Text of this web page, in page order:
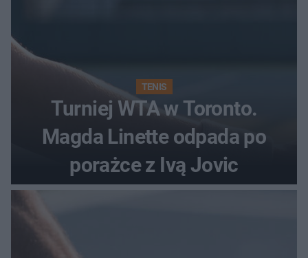
TENIS
Turniej WTA w Toronto.
Magda Linette odpada po
porażce z Ivą Jovic